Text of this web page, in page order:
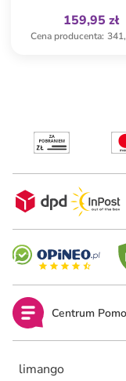
159,95 zł
Cena producenta:
Centrum
limango